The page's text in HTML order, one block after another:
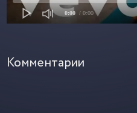
0:00 / 0:00
Комментарии